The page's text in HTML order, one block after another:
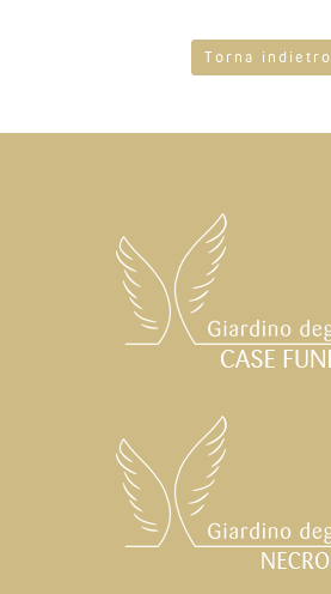
Torna indietro